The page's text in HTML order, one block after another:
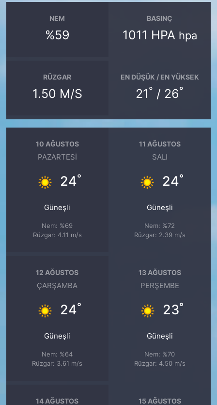
NEM
%59
BASINÇ
1011 HPA hpa
RÜZGAR
1.50 M/S
EN DÜŞÜK / EN YÜKSEK
21° / 26°
10 AĞUSTOS
PAZARTESI
24°
Güneşli
Nem: %69
Rüzgar: 4.11 m/s
11 AĞUSTOS
SALI
24°
Güneşli
Nem: %72
Rüzgar: 2.39 m/s
12 AĞUSTOS
ÇARŞAMBA
24°
Güneşli
Nem: %64
Rüzgar: 3.61 m/s
13 AĞUSTOS
PERŞEMBE
23°
Güneşli
Nem: %70
Rüzgar: 4.50 m/s
14 AĞUSTOS 15 AĞUSTOS